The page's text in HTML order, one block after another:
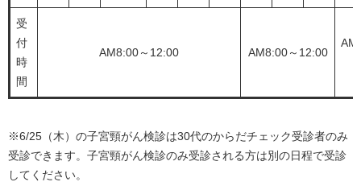
受
付
時
間
AM8:00～12:00 AM8:00～12:00
※6/25（木）の子宮頸がん検診は30代のからだチェック受診者のみ
受診できます。子宮頸がん検診のみ受診される方は別の日程で受診
してください。